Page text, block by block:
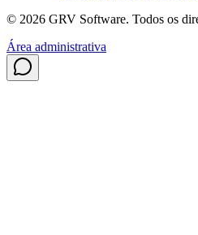
© 2026 GRV Software. Todos os
Área administrativa